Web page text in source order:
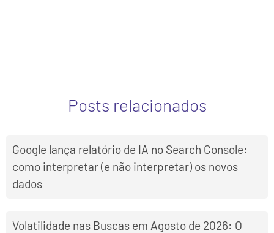
Posts relacionados
Google lança relatório de IA no Search Console:
como interpretar (e não interpretar) os novos
dados
Volatilidade nas Buscas em Agosto de 2026: O